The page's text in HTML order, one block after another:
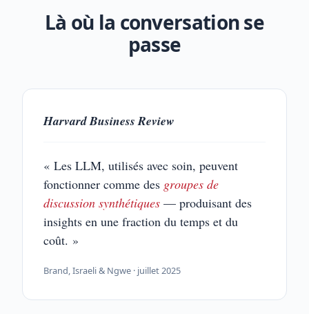
Là où la conversation se
passe
Harvard Business Review
« Les LLM, utilisés avec soin, peuvent
fonctionner comme des groupes de
discussion synthétiques — produisant des
insights en une fraction du temps et du
coût. »
Brand, Israeli & Ngwe · juillet 2025